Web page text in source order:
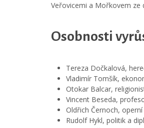
Veřovicemi a Mořkovem ze
Osobnosti
Tereza Dočkalová,
Vladimír Tomšík,
Otokar Balcar,
Vincent Beseda,
Oldřich Černoch,
Rudolf Hykl, politik a